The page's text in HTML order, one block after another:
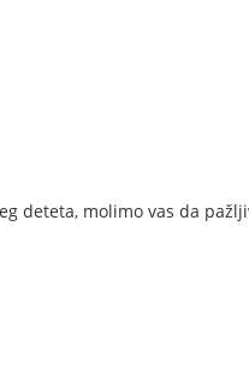
deteta, molimo vas da